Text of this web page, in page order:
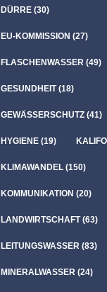
DÜRRE(30)
EU-KOMMISSION (27)
FLASCHENWASSER (49)
GESUNDHEIT(18)
GEWÄSSERSCHUTZ(41)
HYGIENE(19)
KLIMAWANDEL(150)
KOMMUNIKATION (20)
LANDWIRTSCHAFT(63)
LEITUNGSWASSER (83)
MINERALWASSER (24)